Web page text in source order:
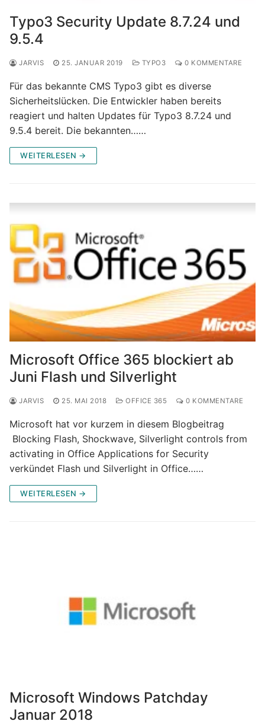
Typo3 Security Update 8.7.24 und
9.5.4
JARVIS 25. JANUAR 2019 TYPO3 0 KOMMENTARE
Für das bekannte CMS Typo3 gibt es diverse
Sicherheitslücken. Die Entwickler haben bereits
reagiert und halten Updates für Typo3 8.7.24 und
9.5.4 bereit. Die bekannten……
WEITERLESEN →
Microsoft Office 365 blockiert ab
Juni Flash und Silverlight
JARVIS 25. MAI 2018 OFFICE 365 0 KOMMENTARE
Microsoft hat vor kurzem in diesem Blogbeitrag
Blocking Flash, Shockwave, Silverlight controls from
activating in Office Applications for Security
verkündet Flash und Silverlight in Office……
WEITERLESEN →
Microsoft Windows Patchday
Januar 2018